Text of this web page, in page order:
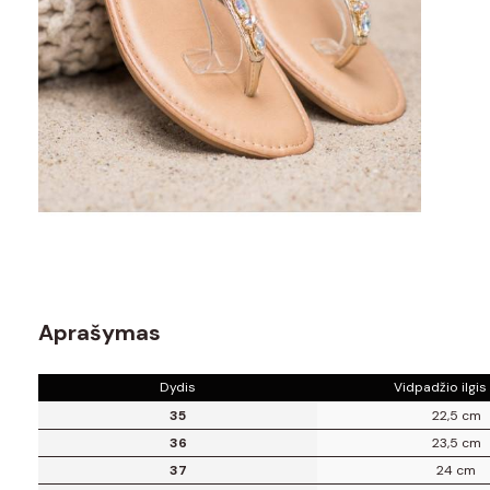
Aprašymas
Dydis
Vidpadžio ilgis
35
22,5 cm
36
23,5 cm
37
24 cm